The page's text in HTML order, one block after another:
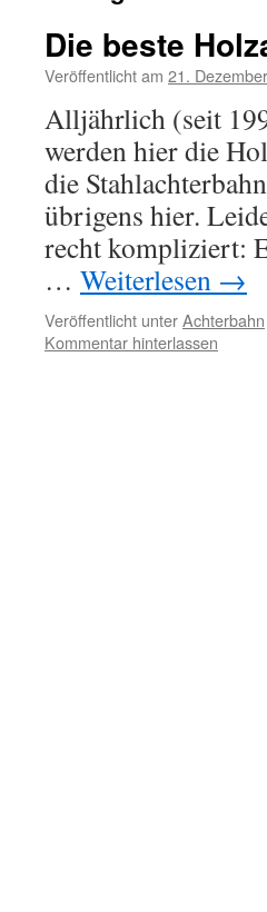
Die beste
Veröffentlicht am 21.
Alljährlich (seit
werden hier die
die
übrigens hier.
recht kompliziert:
… Weiterlesen →
Veröffentlicht unterAchterbahn
Kommentar hinterlassen